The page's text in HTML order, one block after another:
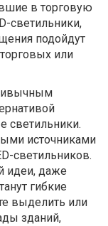
в торговую
светильники,
подойдут
или
светильники.
источниками
светильников.
идеи, даже
гибкие
выделить или
зданий,